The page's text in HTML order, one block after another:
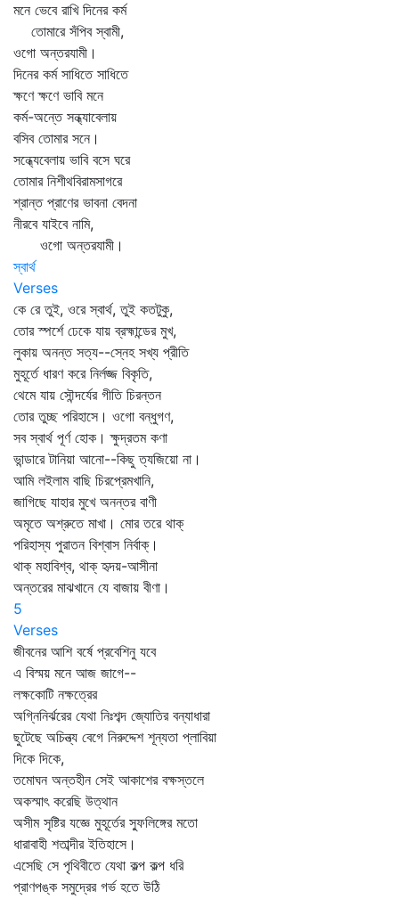
মনে ভেবে রাখি দিনের কর্ম
তোমারে সঁপিব স্বামী,
ওগো অন্তরযামী।
দিনের কর্ম সাধিতে সাধিতে
ক্ষণে ক্ষণে ভাবি মনে
কর্ম-অন্তে সন্ধ্যাবেলায়
বসিব তোমার সনে।
সন্ধ্যেবেলায় ভাবি বসে ঘরে
তোমার নিশীথবিরামসাগরে
শ্রান্ত প্রাণের ভাবনা বেদনা
নীরবে যাইবে নামি,
ওগো অন্তরযামী।
স্বার্থ
Verses
কে রে তুই, ওরে স্বার্থ, তুই কতটুকু,
তোর স্পর্শে ঢেকে যায় ব্রহ্মান্ডের মুখ,
লুকায় অনন্ত সত্য--স্নেহ সখ্য প্রীতি
মুহূর্তে ধারণ করে নির্লজ্জ বিকৃতি,
থেমে যায় সৌন্দর্যের গীতি চিরন্তন
তোর তুচ্ছ পরিহাসে। ওগো বন্ধুগণ,
সব স্বার্থ পূর্ণ হোক। ক্ষুদ্রতম কণা
ভান্ডারে টানিয়া আনো--কিছু ত্যজিয়ো না।
আমি লইলাম বাছি চিরপ্রেমখানি,
জাগিছে যাহার মুখে অনন্তর বাণী
অমৃতে অশ্রুতে মাখা। মোর তরে থাক্‌
পরিহাস্য পুরাতন বিশ্বাস নির্বাক্‌।
থাক্‌ মহাবিশ্ব, থাক্‌ হৃদয়-আসীনা
অন্তরের মাঝখানে যে বাজায় বীণা।
5
Verses
জীবনের আশি বর্ষে প্রবেশিনু যবে
এ বিস্ময় মনে আজ জাগে--
লক্ষকোটি নক্ষত্রের
অগ্নিনির্ঝরের যেথা নিঃশব্দ জ্যোতির বন্যাধারা
ছুটেছে অচিন্ত্য বেগে নিরুদ্দেশ শূন্যতা প্লাবিয়া
দিকে দিকে,
তমোঘন অন্তহীন সেই আকাশের বক্ষস্তলে
অকস্মাৎ করেছি উত্থান
অসীম সৃষ্টির যজ্ঞে মুহূর্তের স্ফুলিঙ্গের মতো
ধারাবাহী শতাব্দীর ইতিহাসে।
এসেছি সে পৃথিবীতে যেথা কল্প কল্প ধরি
প্রাণপঙ্ক সমুদ্রের গর্ভ হতে উঠি